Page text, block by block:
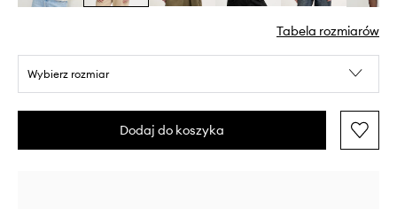
Tabela rozmiarów
Wybierz rozmiar
Dodaj do koszyka